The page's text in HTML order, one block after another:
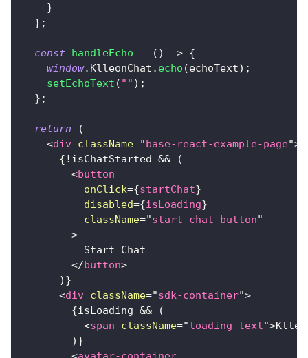
}
} ;
const handleEcho = ( ) => {
window. KlleonChat . echo (echoText) ;
setEchoText ( "" ) ;
} ;
return
(
<div className="base-react-example-page">
{ ! isChatStarted &&
(
<button
onClick={startChat}
disabled={isLoading}
className="start-chat-button"
>
          Start Chat
</button>
) }
<div className="sdk-container">
{isLoading &&
(
<span className="loading-text">
) }